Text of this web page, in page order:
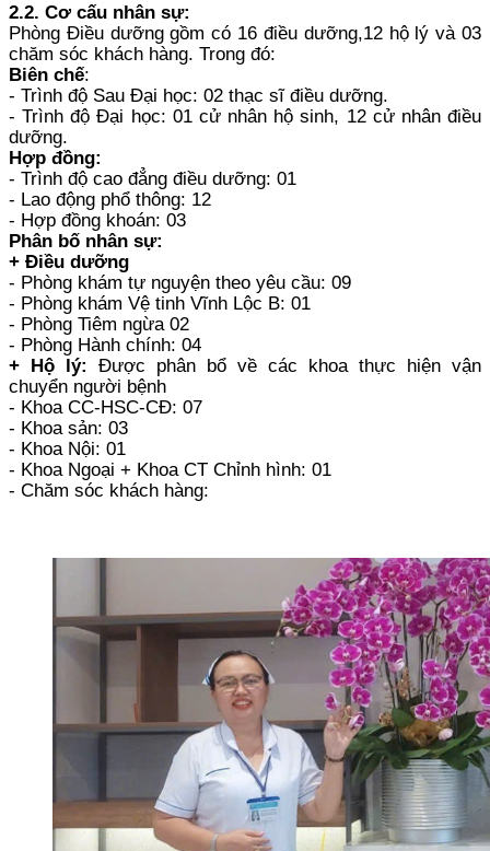
2.2. Cơ cấu nhân sự:
Phòng Điều dưỡng gồm có 16 điều dưỡng,12 hộ lý và 03
chăm sóc khách hàng. Trong đó:
Biên chế:
- Trình độ Sau Đại học: 02 thạc sĩ điều dưỡng.
- Trình độ Đại học: 01 cử nhân hộ sinh, 12 cử nhân điều
dưỡng.
Hợp đồng:
- Trình độ cao đẳng điều dưỡng: 01
- Lao động phổ thông: 12
- Hợp đồng khoán: 03
Phân bố nhân sự:
+ Điều dưỡng
- Phòng khám tự nguyện theo yêu cầu: 09
- Phòng khám Vệ tinh Vĩnh Lộc B: 01
- Phòng Tiêm ngừa 02
- Phòng Hành chính: 04
+ Hộ lý: Được phân bổ về các khoa thực hiện vận
chuyển người bệnh
- Khoa CC-HSC-CĐ: 07
- Khoa sản: 03
- Khoa Nội: 01
- Khoa Ngoại + Khoa CT Chỉnh hình: 01
- Chăm sóc khách hàng: